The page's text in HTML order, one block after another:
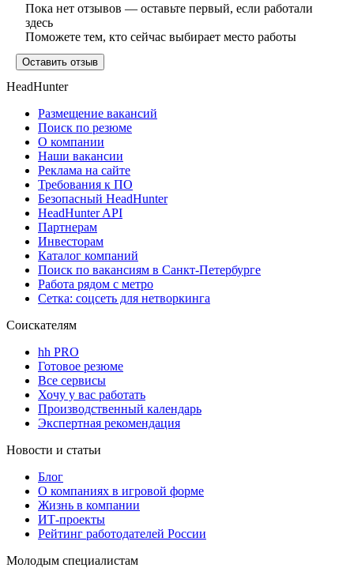
Пока нет отзывов — оставьте первый, если работали
здесь
Поможете тем, кто сейчас выбирает место работы
Оставить отзыв
HeadHunter
Размещение вакансий
Поиск по резюме
О компании
Наши вакансии
Реклама на сайте
Требования к ПО
Безопасный HeadHunter
HeadHunter API
Партнерам
Инвесторам
Каталог компаний
Поиск по вакансиям в Санкт-Петербурге
Работа рядом с метро
Сетка: соцсеть для нетворкинга
Соискателям
hh PRO
Готовое резюме
Все сервисы
Хочу у вас работать
Производственный календарь
Экспертная рекомендация
Новости и статьи
Блог
О компаниях в игровой форме
Жизнь в компании
ИТ-проекты
Рейтинг работодателей России
Молодым специалистам